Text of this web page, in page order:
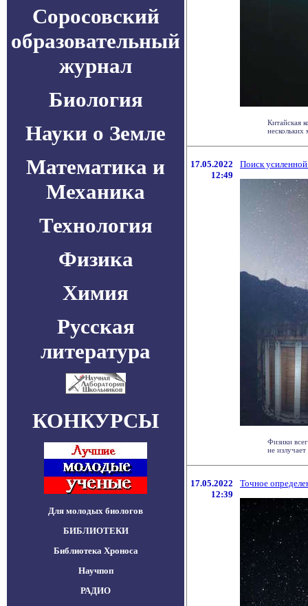
Соросовский
образовательный
журнал
Биология
Науки о Земле
Математика и
Механика
Технология
Физика
Химия
Русская
литература
КОНКУРСЫ
Для молодых биологов
БИБЛИОТЕКИ
Библиотека Хроноса
Научпоп
РАДИО
Китайская
17.05.2022
12:49
Поиск
Физики
не излучает
17.05.2022
12:39
Точное